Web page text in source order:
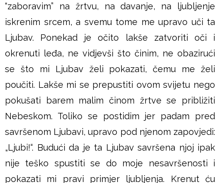
“zaboravim” na žrtvu, na davanje, na ljubljenje
iskrenim srcem, a svemu tome me upravo uči ta
Ljubav. Ponekad je očito lakše zatvoriti oči i
okrenuti leđa, ne vidjevši što činim, ne obazirući
se što mi Ljubav želi pokazati, čemu me želi
poučiti. Lakše mi se prepustiti ovom svijetu nego
pokušati barem malim činom žrtve se približiti
Nebeskom. Toliko se postidim jer padam pred
savršenom Ljubavi, upravo pod njenom zapovjedi:
„Ljubi!“. Budući da je ta Ljubav savršena njoj ipak
nije teško spustiti se do moje nesavršenosti i
pokazati mi pravi primjer ljubljenja. Krenut ću